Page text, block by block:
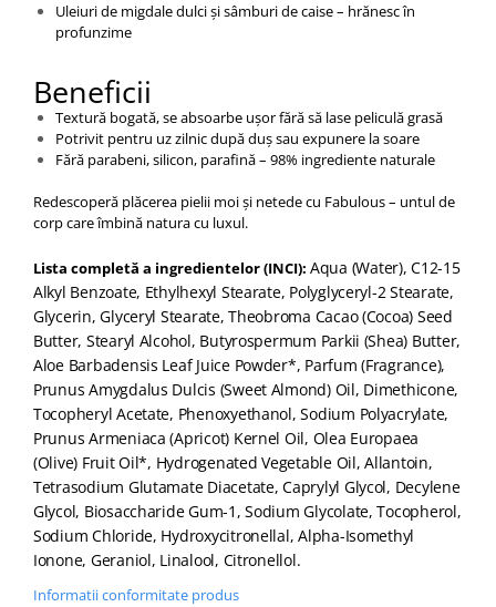
Uleiuri de migdale dulci și sâmburi de caise – hrănesc în
profunzime
Beneficii
Textură bogată, se absoarbe ușor fără să lase peliculă grasă
Potrivit pentru uz zilnic după duș sau expunere la soare
Fără parabeni, silicon, parafină – 98% ingrediente naturale
Redescoperă plăcerea pielii moi și netede cu Fabulous – untul de
corp care îmbină natura cu luxul.
Lista completă a ingredientelor (INCI): Aqua (Water), C12-15
Alkyl Benzoate, Ethylhexyl Stearate, Polyglyceryl-2 Stearate,
Glycerin, Glyceryl Stearate, Theobroma Cacao (Cocoa) Seed
Butter, Stearyl Alcohol, Butyrospermum Parkii (Shea) Butter,
Aloe Barbadensis Leaf Juice Powder*, Parfum (Fragrance),
Prunus Amygdalus Dulcis (Sweet Almond) Oil, Dimethicone,
Tocopheryl Acetate, Phenoxyethanol, Sodium Polyacrylate,
Prunus Armeniaca (Apricot) Kernel Oil, Olea Europaea
(Olive) Fruit Oil*, Hydrogenated Vegetable Oil, Allantoin,
Tetrasodium Glutamate Diacetate, Caprylyl Glycol, Decylene
Glycol, Biosaccharide Gum-1, Sodium Glycolate, Tocopherol,
Sodium Chloride, Hydroxycitronellal, Alpha-Isomethyl
Ionone, Geraniol, Linalool, Citronellol.
Informatii conformitate produs